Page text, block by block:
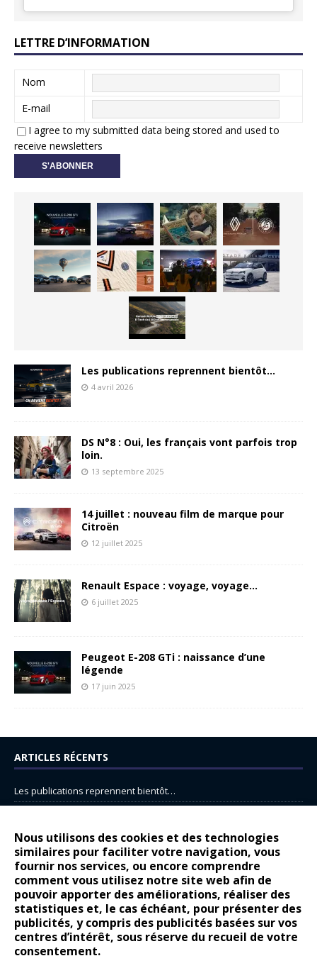
Nous utilisons des cookies et des technologies
similaires pour faciliter votre navigation, vous
fournir nos services, ou encore comprendre
comment vous utilisez notre site web afin de
pouvoir apporter des améliorations, réaliser des
statistiques et, le cas échéant, pour présenter des
publicités, y compris des publicités basées sur vos
centres d’intérêt, sous réserve du recueil de votre
consentement.
LETTRE D’INFORMATION
Nom
E-mail
I agree to my submitted data being stored and used to
receive newsletters
Les publications reprennent bientôt…
4 avril 2026
DS N°8 : Oui, les français vont parfois trop
loin.
13 septembre 2025
14 juillet : nouveau film de marque pour
Citroën
12 juillet 2025
Renault Espace : voyage, voyage…
6 juillet 2025
Peugeot E-208 GTi : naissance d’une
légende
17 juin 2025
ARTICLES RÉCENTS
Les publications reprennent bientôt…
14 juillet : nouveau film de marque pour Citroën
Renault Espace : voyage, voyage…
Peugeot E-208 GTi : naissance d’une légende
COMMENTAIRES RÉCENTS
Bernard DardartdansDacia Sandero : pour les gens vrais